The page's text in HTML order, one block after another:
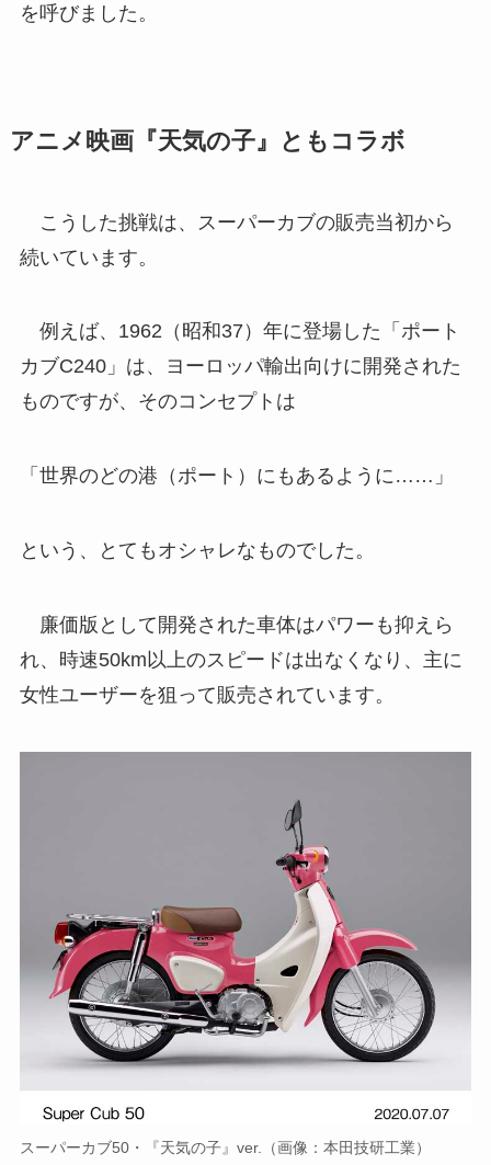
を呼びました。
アニメ映画『天気の子』ともコラボ
こうした挑戦は、スーパーカブの販売当初から
続いています。
例えば、1962（昭和37）年に登場した「ポート
カブC240」は、ヨーロッパ輸出向けに開発された
ものですが、そのコンセプトは
「世界のどの港（ポート）にもあるように……」
という、とてもオシャレなものでした。
廉価版として開発された車体はパワーも抑えら
れ、時速50km以上のスピードは出なくなり、主に
女性ユーザーを狙って販売されています。
スーパーカブ50・『天気の子』ver.（画像：本田技研工業）